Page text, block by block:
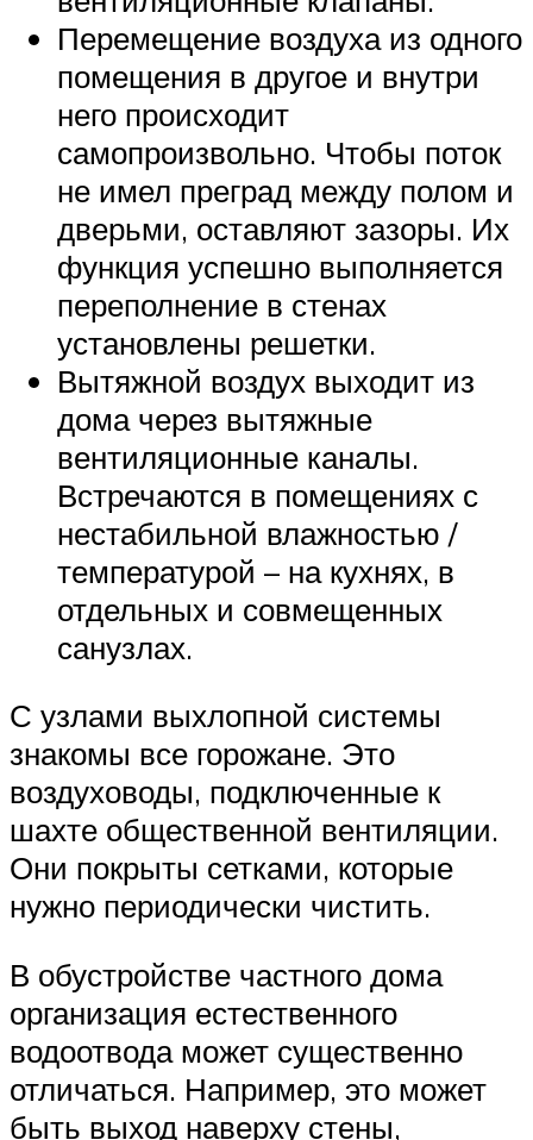
Перемещение воздуха из одного
помещения в другое и внутри
него происходит
самопроизвольно. Чтобы поток
не имел преград между полом и
дверьми, оставляют зазоры. Их
функция успешно выполняется
переполнение в стенах
установлены решетки.
Вытяжной воздух выходит из
дома через вытяжные
вентиляционные каналы.
Встречаются в помещениях с
нестабильной влажностью /
температурой – на кухнях, в
отдельных и совмещенных
санузлах.
С узлами выхлопной системы
знакомы все горожане. Это
воздуховоды, подключенные к
шахте общественной вентиляции.
Они покрыты сетками, которые
нужно периодически чистить.
В обустройстве частного дома
организация естественного
водоотвода может существенно
отличаться. Например, это может
быть выход наверху стены,